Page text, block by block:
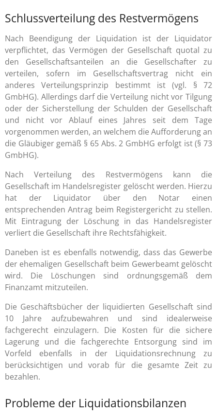
Schlussverteilung des Restvermögens
Nach Beendigung der Liquidation ist der Liquidator
verpflichtet, das Vermögen der Gesellschaft quotal zu
den Gesellschaftsanteilen an die Gesellschafter zu
verteilen, sofern im Gesellschaftsvertrag nicht ein
anderes Verteilungsprinzip bestimmt ist (vgl. § 72
GmbHG). Allerdings darf die Verteilung nicht vor Tilgung
oder der Sicherstellung der Schulden der Gesellschaft
und nicht vor Ablauf eines Jahres seit dem Tage
vorgenommen werden, an welchem die Aufforderung an
die Gläubiger gemäß § 65 Abs. 2 GmbHG erfolgt ist (§ 73
GmbHG).
Nach Verteilung des Restvermögens kann die
Gesellschaft im Handelsregister gelöscht werden. Hierzu
hat der Liquidator über den Notar einen
entsprechenden Antrag beim Registergericht zu stellen.
Mit Eintragung der Löschung in das Handelsregister
verliert die Gesellschaft ihre Rechtsfähigkeit.
Daneben ist es ebenfalls notwendig, dass das Gewerbe
der ehemaligen Gesellschaft beim Gewerbeamt gelöscht
wird. Die Löschungen sind ordnungsgemäß dem
Finanzamt mitzuteilen.
Die Geschäftsbücher der liquidierten Gesellschaft sind
10 Jahre aufzubewahren und sind idealerweise
fachgerecht einzulagern. Die Kosten für die sichere
Lagerung und die fachgerechte Entsorgung sind im
Vorfeld ebenfalls in der Liquidationsrechnung zu
berücksichtigen und vorab für die gesamte Zeit zu
bezahlen.
Probleme der Liquidationsbilanzen